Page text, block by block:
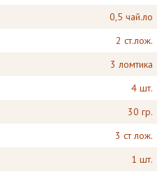
0,5 чай.ло
2 ст.лож.
3 ломтика
4 шт.
30 гр.
3 ст лож.
1 шт.